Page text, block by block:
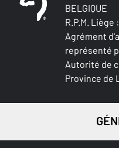
BELGIQUE
R.P.M. Liège
Agrément
représenté
Autorité de
Province de